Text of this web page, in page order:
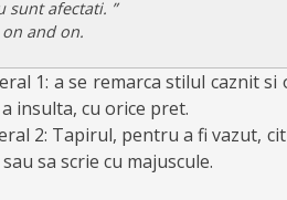
sunt afectati. ”
and on.
1: a se remarca stilul caznit
insulta, cu orice pret.
2: Tapirul, pentru a fi vazut,
sa scrie cu majuscule.